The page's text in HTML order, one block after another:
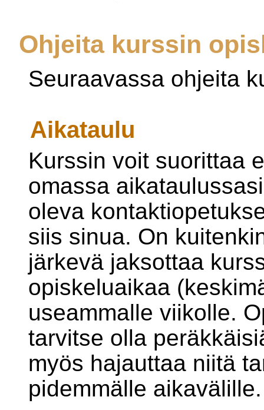
Ohjeita kurssin
Seuraavassa ohjeita
Aikataulu
Kurssin voit suorittaa
omassa
oleva
siis sinua. On
järkevä jaksottaa
opiskeluaikaa
useammalle viikolle.
tarvitse olla
myös hajauttaa niitä
pidemmälle aikavälille.